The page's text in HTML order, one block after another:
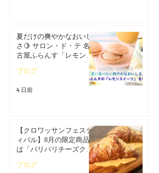
夏だけの爽やかなおいし
さ🍋 サロン・ド・テ 名
古屋ふらんす「レモンス
ブログ
4 日前
【クロワッサンフェステ
ィバル】8月の限定商品
は「パリパリチーズクロ
ブログ